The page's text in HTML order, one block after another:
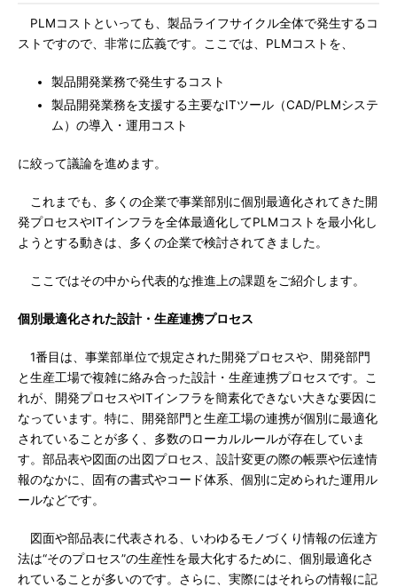
PLMコストといっても、製品ライフサイクル全体で発生するコ
ストですので、非常に広義です。ここでは、PLMコストを、
製品開発業務で発生するコスト
製品開発業務を支援する主要なITツール（CAD/PLMシステ
ム）の導入・運用コスト
に絞って議論を進めます。
これまでも、多くの企業で事業部別に個別最適化されてきた開
発プロセスやITインフラを全体最適化してPLMコストを最小化し
ようとする動きは、多くの企業で検討されてきました。
ここではその中から代表的な推進上の課題をご紹介します。
個別最適化された設計・生産連携プロセス
1番目は、事業部単位で規定された開発プロセスや、開発部門
と生産工場で複雑に絡み合った設計・生産連携プロセスです。こ
れが、開発プロセスやITインフラを簡素化できない大きな要因に
なっています。特に、開発部門と生産工場の連携が個別に最適化
されていることが多く、多数のローカルルールが存在していま
す。部品表や図面の出図プロセス、設計変更の際の帳票や伝達情
報のなかに、固有の書式やコード体系、個別に定められた運用ル
ールなどです。
図面や部品表に代表される、いわゆるモノづくり情報の伝達方
法は“そのプロセス”の生産性を最大化するために、個別最適化さ
れていることが多いのです。さらに、実際にはそれらの情報に記